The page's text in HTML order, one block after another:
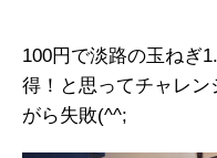
100円で淡路の玉ねぎ
得！と思ってチャレ
がら失敗(^^;